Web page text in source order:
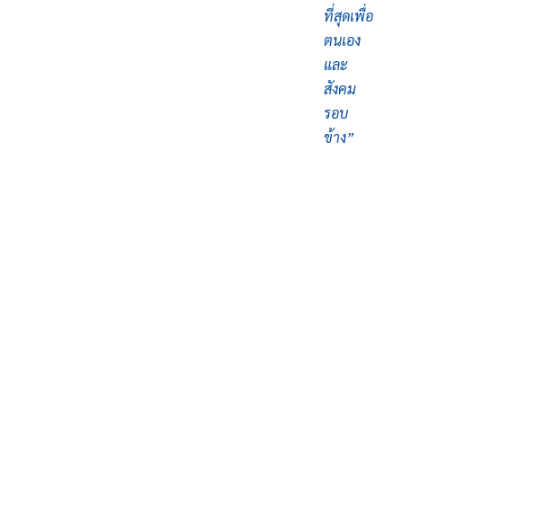
ที่สุดเพื่อ
ตนเอง
และ
สังคม
รอบ
ข้าง”